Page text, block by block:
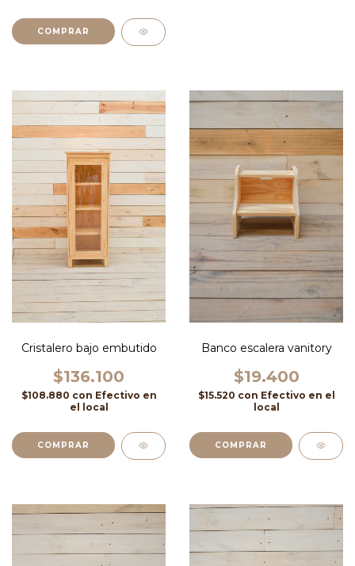
Cristalero bajo embutido
$136.100
$108.880 con Efectivo en
el local
COMPRAR
Banco escalera vanitory
$19.400
$15.520 con Efectivo en el
local